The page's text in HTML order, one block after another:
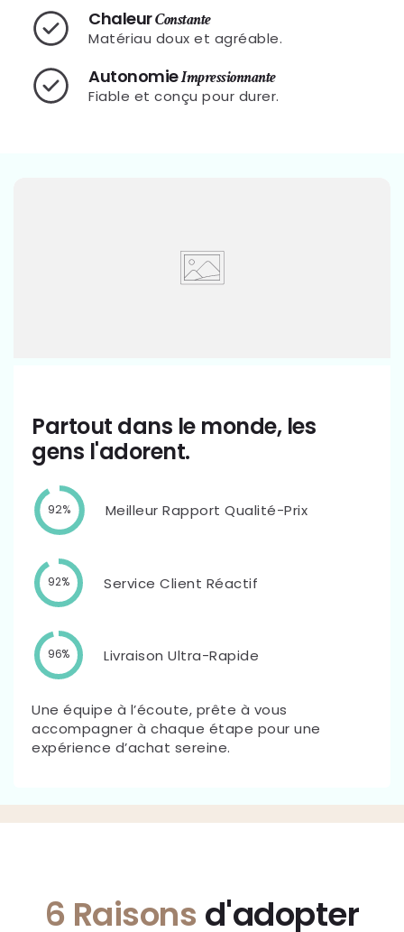
ChaleurConstante
Matériau doux et agréable.
AutonomieImpressionnante
Fiable et conçu pour durer.
Partout dans le monde, les
gens l'adorent.
92% Meilleur Rapport Qualité-Prix
92% Service Client Réactif
96% Livraison Ultra-Rapide
Une équipe à l’écoute, prête à vous
accompagner à chaque étape pour une
expérience d’achat sereine.
6 Raisons d'adopter